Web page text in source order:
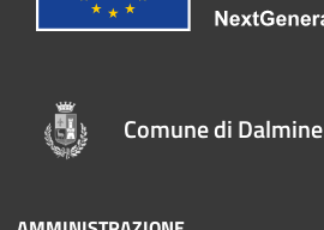
Comune di Dalmine